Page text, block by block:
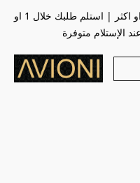
توصيل مجاني إذا طلبك 19 ريال عماني او اكثر | استلم طلبك خلال 1 او